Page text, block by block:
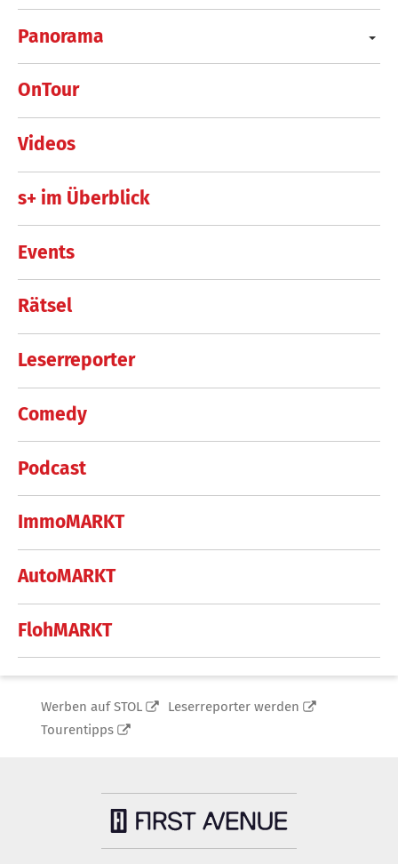
Panorama
OnTour
Videos
s+ im Überblick
Events
Rätsel
Leserreporter
Comedy
Podcast
ImmoMARKT
AutoMARKT
FlohMARKT
Werben auf STOL
Leserreporter werden
Tourentipps